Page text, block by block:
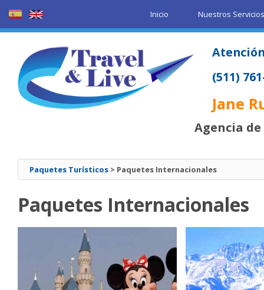
Inicio Nuestros Servicios
(511)
Jane
Agencia
Paquetes Turísticos > Paquetes Internacionales
Paquetes Internacionales